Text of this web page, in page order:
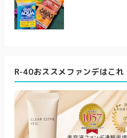
R-40おススメファンデはこれ